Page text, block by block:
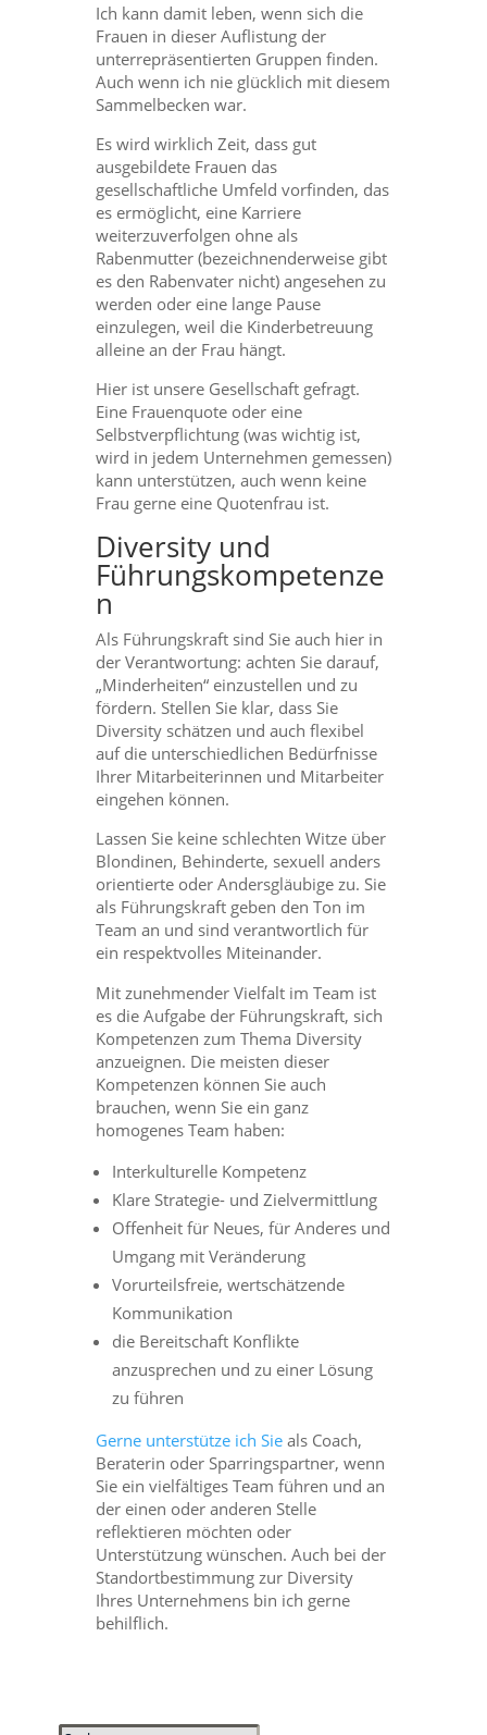
Ich kann damit leben, wenn sich die
Frauen in dieser Auflistung der
unterrepräsentierten Gruppen finden.
Auch wenn ich nie glücklich mit diesem
Sammelbecken war.
Es wird wirklich Zeit, dass gut
ausgebildete Frauen das
gesellschaftliche Umfeld vorfinden, das
es ermöglicht, eine Karriere
weiterzuverfolgen ohne als
Rabenmutter (bezeichnenderweise gibt
es den Rabenvater nicht) angesehen zu
werden oder eine lange Pause
einzulegen, weil die Kinderbetreuung
alleine an der Frau hängt.
Hier ist unsere Gesellschaft gefragt.
Eine Frauenquote oder eine
Selbstverpflichtung (was wichtig ist,
wird in jedem Unternehmen gemessen)
kann unterstützen, auch wenn keine
Frau gerne eine Quotenfrau ist.
Diversity und
Führungskompetenze
n
Als Führungskraft sind Sie auch hier in
der Verantwortung: achten Sie darauf,
„Minderheiten“ einzustellen und zu
fördern. Stellen Sie klar, dass Sie
Diversity schätzen und auch flexibel
auf die unterschiedlichen Bedürfnisse
Ihrer Mitarbeiterinnen und Mitarbeiter
eingehen können.
Lassen Sie keine schlechten Witze über
Blondinen, Behinderte, sexuell anders
orientierte oder Andersgläubige zu. Sie
als Führungskraft geben den Ton im
Team an und sind verantwortlich für
ein respektvolles Miteinander.
Mit zunehmender Vielfalt im Team ist
es die Aufgabe der Führungskraft, sich
Kompetenzen zum Thema Diversity
anzueignen. Die meisten dieser
Kompetenzen können Sie auch
brauchen, wenn Sie ein ganz
homogenes Team haben:
Interkulturelle Kompetenz
Klare Strategie- und Zielvermittlung
Offenheit für Neues, für Anderes und
Umgang mit Veränderung
Vorurteilsfreie, wertschätzende
Kommunikation
die Bereitschaft Konflikte
anzusprechen und zu einer Lösung
zu führen
Gerne unterstütze ich Sieals Coach,
Beraterin oder Sparringspartner, wenn
Sie ein vielfältiges Team führen und an
der einen oder anderen Stelle
reflektieren möchten oder
Unterstützung wünschen. Auch bei der
Standortbestimmung zur Diversity
Ihres Unternehmens bin ich gerne
behilflich.